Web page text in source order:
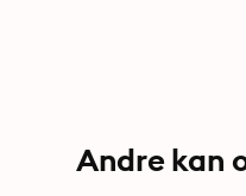
Andre kan